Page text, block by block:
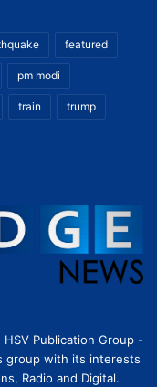
featured
pm modi
train trump
Publication Group -
group with its interests
Radio and Digital.